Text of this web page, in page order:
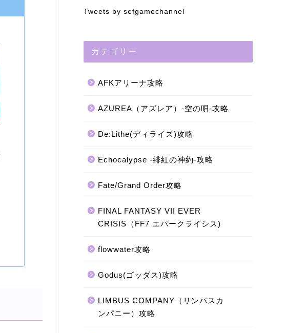
Tweets by sefgamechannel
カテゴリー
AFKアリーナ攻略
AZUREA（アズレア）-空の唄-攻略
De:Lithe(ディライズ)攻略
Echocalypse -緋紅の神約-攻略
Fate/Grand Order攻略
FINAL FANTASY VII EVER
CRISIS（FF7 エバークライシス)
flowwater攻略
Godus(ゴッダス)攻略
LIMBUS COMPANY（リンバスカ
ンパニー）攻略